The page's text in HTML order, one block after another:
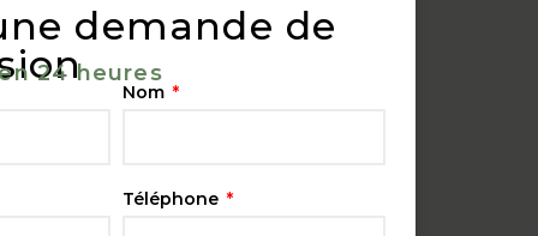
demande de
24 heures
Nom
Téléphone